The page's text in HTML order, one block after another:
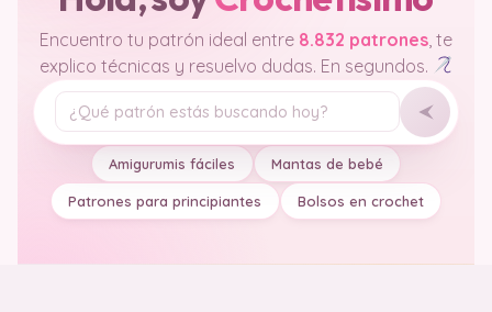
Encuentro tu patrón ideal entre 8.832 patrones , te
explico técnicas y resuelvo dudas. En segundos.
Tu pregunta
Amigurumis fáciles Mantas de bebé
Patrones para principiantes Bolsos en crochet